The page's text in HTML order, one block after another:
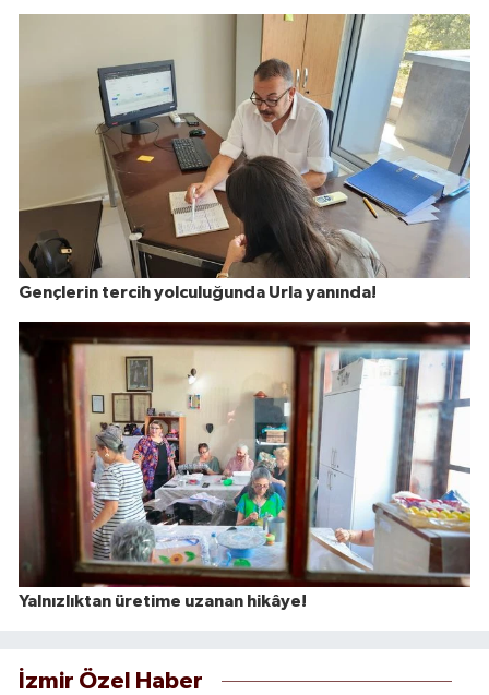
Gençlerin tercih yolculuğunda Urla yanında!
Yalnızlıktan üretime uzanan hikâye!
İzmir Özel Haber